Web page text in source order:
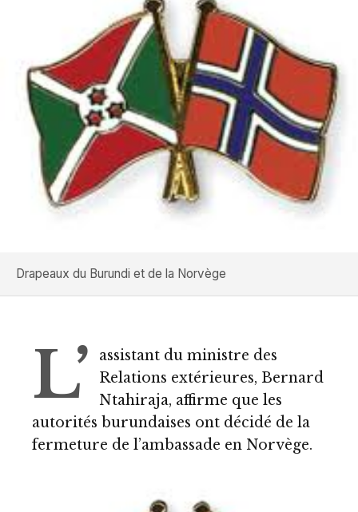
Drapeaux du Burundi et de la Norvège
L’
assistant du ministre des
Relations extérieures, Bernard
Ntahiraja, affirme que les
autorités burundaises ont décidé de la
fermeture de l’ambassade en Norvège.